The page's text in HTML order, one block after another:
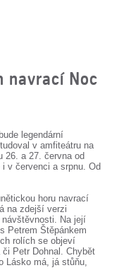
navrací Noc
legendární
v amfiteátru na
26. a 27. června od
v červenci a srpnu. Od
horu navrací
na zdejší verzi
Na její
Petrem Štěpánkem
rolích se objeví
Petr Dohnal. Chybět
Lásko má, já stůňu,